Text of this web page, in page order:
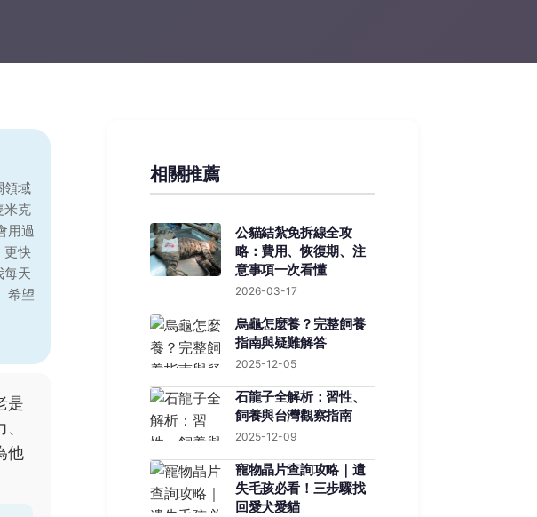
領域
米克
用過
更快
每天
希望
是
他
相關推薦
公貓結紮免拆線全攻
略：費用、恢復期、注
意事項一次看懂
2026-03-17
烏龜怎麼養？完整飼養
指南與疑難解答
2025-12-05
石龍子全解析：習性、
飼養與台灣觀察指南
2025-12-09
寵物晶片查詢攻略｜遺
失毛孩必看！三步驟找
回愛犬愛貓